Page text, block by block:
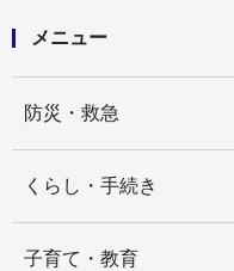
メニュー
防災・救急
くらし・手続き
子育て・教育